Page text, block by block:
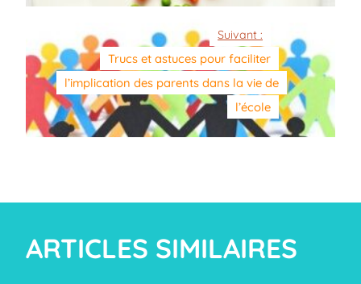
Suivant :
Trucs et astuces pour faciliter
l’implication des parents dans la vie de
l’école
ARTICLES SIMILAIRES